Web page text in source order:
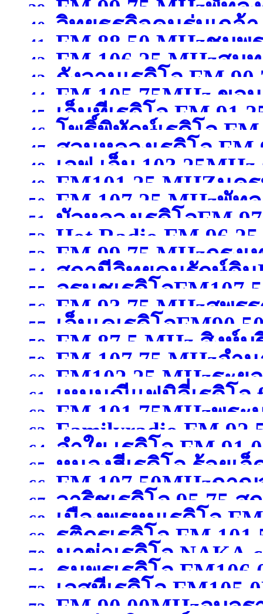
97.75MHzกรุงเทพมหา
39. FM 99.75 MHzพัทลุง
40. วิทยุธุรกิจคนร่มเกล้า
MHzกรุงเทพมหานคร(
41. FM 88.50 MHzชุมพ
42. FM 106.25 MHzสมุ
43.
กังวานเรดิโอ FM
สุพรรณบุรี )
44. FM 105.75MHz ขอ
45.
เอ็นทีเรดิโอ FM
)
46. โพธิ์พิทักษ์เรดิโอ
ขอนแก่น )
47.
สวนหลวงเรดิโอ
สมุทรสาคร )
48.
เอฟ.เอ็ม
นครสวรรค์ (จังหวัดนคร
49. FM101.25 MHZนค
50. FM 107.25 MHzพัท
51.
บัวหลวงเรดิโอFM
ปทุมธานี )
52. Hot Radio
สมุทรสาคร )
53. FM 99.75 MHzกรุง
กรุงเทพมหานคร )
54.
สถานีวิทยุคนรักษ์ดิน
เชียงใหม่ )
55. อรนุชเรดิโอ
56. FM 93.75 MHzสุพร
57. เอ็นเคเรดิโอ
58. FM 87.5 MHz สิงห์บุ
59. FM 107.75 MHzอำ
60. FM102.25 MHzระย
61.
เหมมณีแฟมิลี่เรดิโอ
นครศรีธรรมราช(จังหวั
62. FM 101.75MHzพร
พระนครศรีอยุธยา )
63. Familyradio FM
64. ลำใย เรดิโอ FM
65. หนองฮีเรดิโอ ร้อยเอ็
66. FM 107.50MHzกา
67. วาริชเรดิโอ 95.75 ส
68.
เมืองพรหมเรดิโอ
FM 107.50 MHz พิษณุ
69.
รติกรเรดิโอ FM
กาญจนบุรี )
70.
นาข่าเรดิโอ
102.50MHzมหาสารคา
71. ธนพรเรดิโอ
72. เอสทีเรดิโอ
73. FM 90.00MHzอุบล